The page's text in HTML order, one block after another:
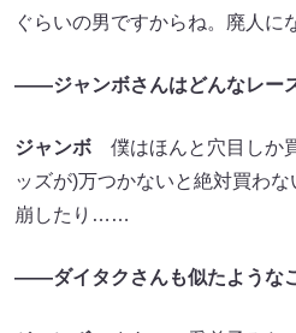
ぐらいの男ですからね。廃人に
――ジャンボさんはどんなレー
ジャンボ 僕はほんと穴目しか
ッズが)万つかないと絶対買わ
崩したり……
――ダイタクさんも似たような